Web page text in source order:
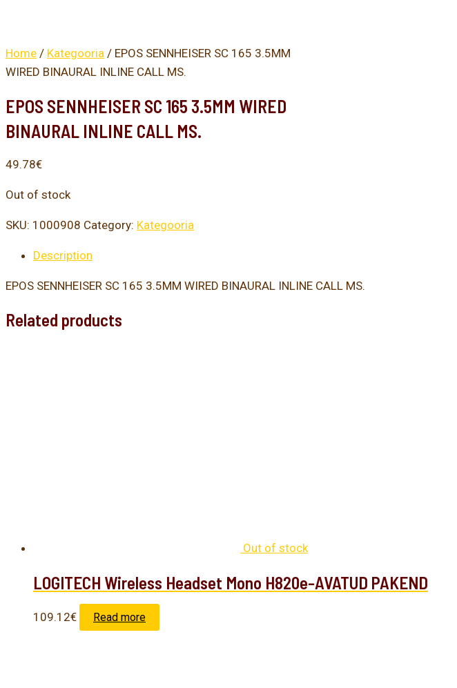
Home / Kategooria / EPOS SENNHEISER SC 165 3.5MM
WIRED BINAURAL INLINE CALL MS.
EPOS SENNHEISER SC 165 3.5MM WIRED
BINAURAL INLINE CALL MS.
49.78€
Out of stock
SKU: 1000908 Category: Kategooria
Description
EPOS SENNHEISER SC 165 3.5MM WIRED BINAURAL INLINE CALL MS.
Related products
Out of stock
LOGITECH Wireless Headset Mono H820e-AVATUD PAKEND
109.12€ Read more